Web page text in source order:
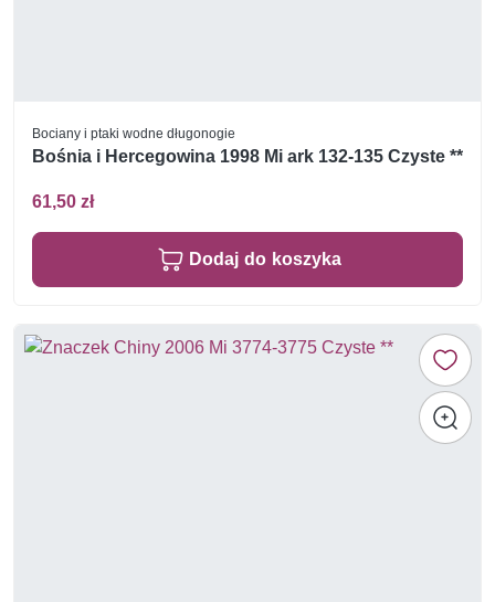
Bociany i ptaki wodne długonogie
Bośnia i Hercegowina 1998 Mi ark 132-135 Czyste **
61,50 zł
Dodaj do koszyka